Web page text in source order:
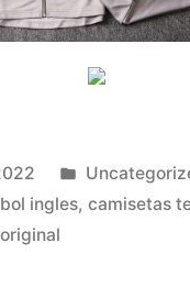
Publicado
en
ingles,camisetas